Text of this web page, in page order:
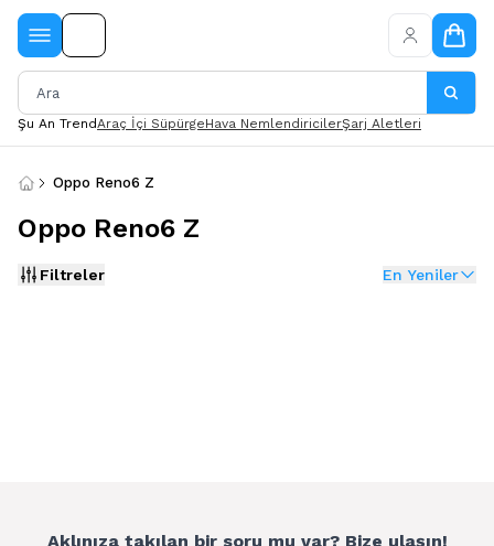
Şu An TrendAraç İçi SüpürgeHava NemlendiricilerŞarj Aletleri
Oppo Reno6 Z
Oppo Reno6 Z
Filtreler En Yeniler
Aklınıza takılan bir soru mu var? Bize ulaşın!